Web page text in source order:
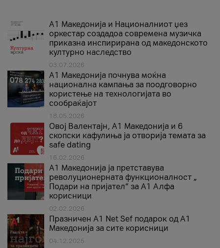
А1 Македонија и Националниот џез
оркестар создадоа современа музичка
приказна инспирирана од македонското
културно наследство
03.07.2026
A1 Македонија почнува моќна
национална кампања за поодговорно
користење на технологијата во
сообраќајот
18.05.2026
Овој Валентајн, A1 Македонија и 6
скопски кафулиња ја отворија темата за
safe dating
16.02.2026
А1 Македонија ја претставува
револуционерната функционалност „
Подари на пријател“ за А1 Алфа
корисници
02.02.2026
Празничен A1 Net Sеf подарок од А1
Македонија за сите корисници
04.12.2025